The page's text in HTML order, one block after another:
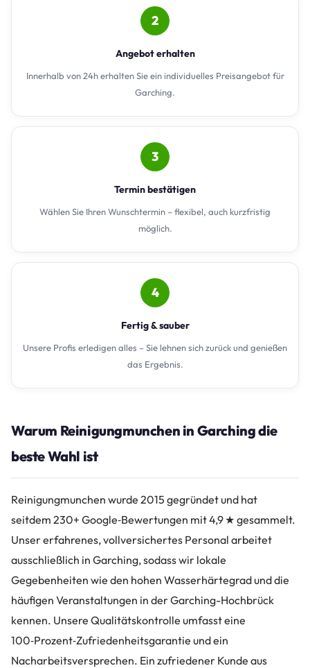
2
Angebot erhalten
Innerhalb von 24h erhalten Sie ein individuelles Preisangebot für
Garching.
3
Termin bestätigen
Wählen Sie Ihren Wunschtermin – flexibel, auch kurzfristig
möglich.
4
Fertig & sauber
Unsere Profis erledigen alles – Sie lehnen sich zurück und genießen
das Ergebnis.
Warum Reinigungmunchen in Garching die
beste Wahl ist
Reinigungmunchen wurde 2015 gegründet und hat
seitdem 230+ Google‑Bewertungen mit 4,9 ★ gesammelt.
Unser erfahrenes, vollversichertes Personal arbeitet
ausschließlich in Garching, sodass wir lokale
Gegebenheiten wie den hohen Wasserhärtegrad und die
häufigen Veranstaltungen in der Garching-Hochbrück
kennen. Unsere Qualitätskontrolle umfasst eine
100‑Prozent‑Zufriedenheitsgarantie und ein
Nacharbeitsversprechen. Ein zufriedener Kunde aus